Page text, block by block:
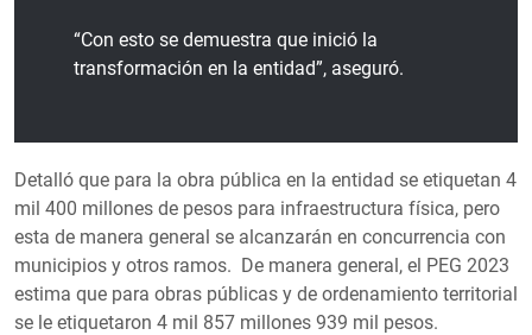
“Con esto se demuestra que inició la
transformación en la entidad”, aseguró.
Detalló que para la obra pública en la entidad se etiquetan 4
mil 400 millones de pesos para infraestructura física, pero
esta de manera general se alcanzarán en concurrencia con
municipios y otros ramos. De manera general, el PEG 2023
estima que para obras públicas y de ordenamiento territorial
se le etiquetaron 4 mil 857 millones 939 mil pesos.